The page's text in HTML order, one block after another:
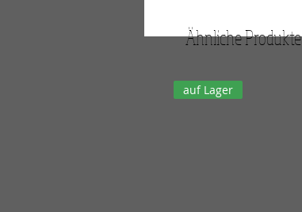
Ähnliche Produkte
auf Lager